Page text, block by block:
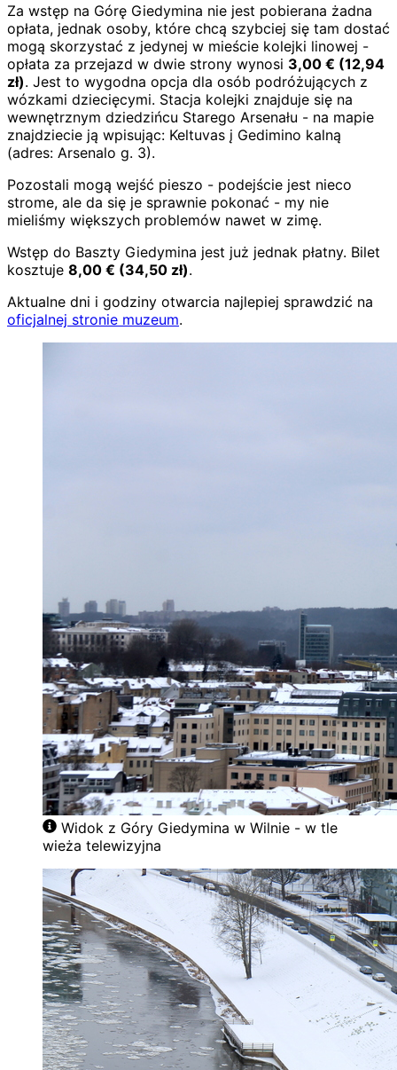
Za wstęp na Górę Giedymina nie jest pobierana żadna
opłata, jednak osoby, które chcą szybciej się tam dostać
mogą skorzystać z jedynej w mieście kolejki linowej -
opłata za przejazd w dwie strony wynosi 3,00 € (12,94
zł). Jest to wygodna opcja dla osób podróżujących z
wózkami dziecięcymi. Stacja kolejki znajduje się na
wewnętrznym dziedzińcu Starego Arsenału - na mapie
znajdziecie ją wpisując: Keltuvas į Gedimino kalną
(adres: Arsenalo g. 3).
Pozostali mogą wejść pieszo - podejście jest nieco
strome, ale da się je sprawnie pokonać - my nie
mieliśmy większych problemów nawet w zimę.
Wstęp do Baszty Giedymina jest już jednak płatny. Bilet
kosztuje 8,00 € (34,50 zł).
Aktualne dni i godziny otwarcia najlepiej sprawdzić na
oficjalnej stronie muzeum.
Widok z Góry Giedymina w Wilnie - w tle
wieża telewizyjna